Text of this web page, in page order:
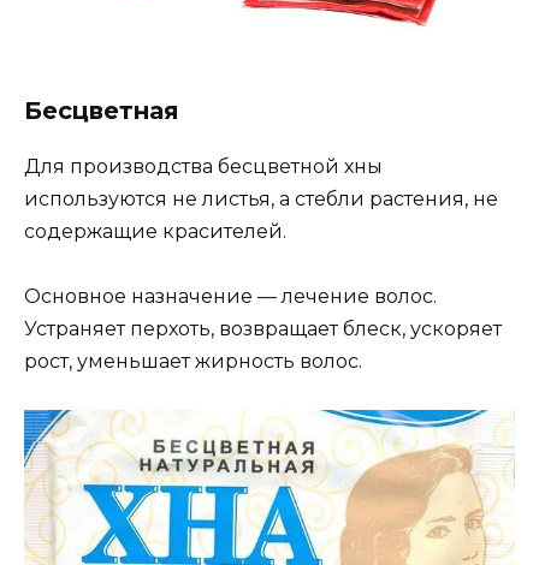
Бесцветная
Для производства бесцветной хны
используются не листья, а стебли растения, не
содержащие красителей.
Основное назначение — лечение волос.
Устраняет перхоть, возвращает блеск, ускоряет
рост, уменьшает жирность волос.